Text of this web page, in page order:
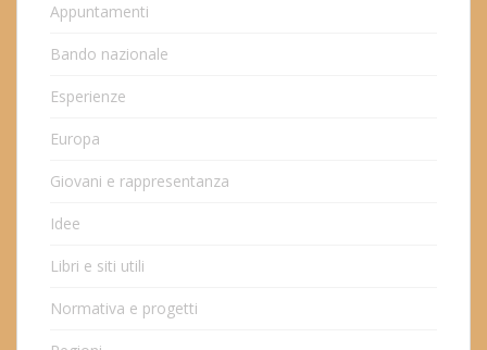
Appuntamenti
Bando nazionale
Esperienze
Europa
Giovani e rappresentanza
Idee
Libri e siti utili
Normativa e progetti